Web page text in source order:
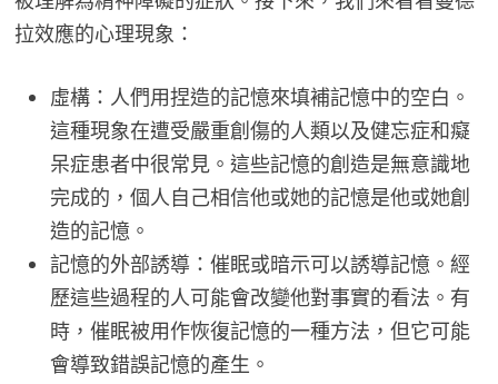
拉效應的心理現象：
虛構：人們用捏造的記憶來填補記憶中的空白。
這種現象在遭受嚴重創傷的人類以及健忘症和癡
呆症患者中很常見。這些記憶的創造是無意識地
完成的，個人自己相信他或她的記憶是他或她創
造的記憶。
記憶的外部誘導：催眠或暗示可以誘導記憶。經
歷這些過程的人可能會改變他對事實的看法。有
時，催眠被用作恢復記憶的一種方法，但它可能
會導致錯誤記憶的產生。